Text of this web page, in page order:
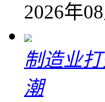
2026年
制造业
潮